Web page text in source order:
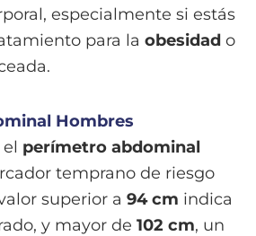
especialmente si estás
para la obesidad o
Hombres
perímetro abdominal
temprano de riesgo
superior a 94 cm indica
y mayor de 102 cm, un